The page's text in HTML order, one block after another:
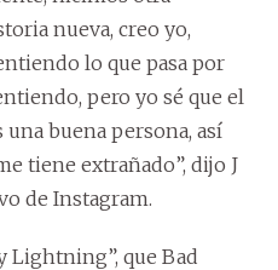
nueva, creo yo,
lo que pasa por
pero yo sé que el
una buena persona, así
tiene extrañado”, dijo J
de Instagram.
Lightning”, que Bad